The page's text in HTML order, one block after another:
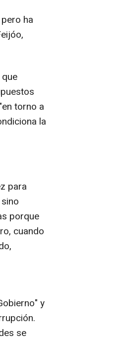
ha
torno a
la
para
porque
cuando
y
se